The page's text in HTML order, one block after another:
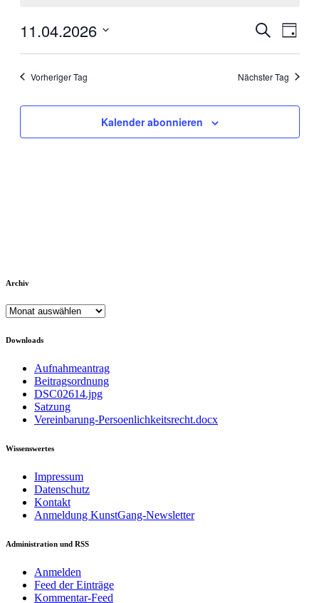
April
Suche
Tag
11.04.2026
Vorheriger Tag
Nächster Tag
Kalender abonnieren
Archiv
Archiv
Downloads
Aufnahmeantrag
Beitragsordnung
DSC02614.jpg
Satzung
Vereinbarung-Persoenlichkeitsrecht.docx
Wissenswertes
Impressum
Datenschutz
Kontakt
Anmeldung KunstGang-Newsletter
Administration und RSS
Anmelden
Feed der Einträge
Kommentar-Feed